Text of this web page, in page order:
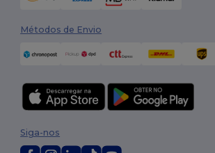
Métodos de Envio
Siga-nos